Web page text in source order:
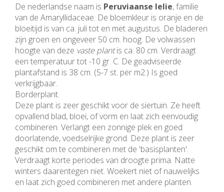
De nederlandse naam is Peruviaanse lelie, familie
van de Amaryllidaceae. De bloemkleur is oranje en de
bloeitijd is van ca. juli tot en met augustus. De bladeren
zijn groen en ongeveer 50 cm. hoog. De volwassen
hoogte van deze vaste plantis ca. 80 cm. Verdraagt
een temperatuur tot -10 gr. C. De geadviseerde
plantafstand is 38 cm. (5-7 st. per m2.) Is goed
verkrijgbaar.
Borderplant.
Deze plant is zeer geschikt voor de siertuin. Ze heeft
opvallend blad, bloei, of vorm en laat zich eenvoudig
combineren. Verlangt een zonnige plek en goed
doorlatende, voedselrijke grond. Deze plant is zeer
geschikt om te combineren met de 'basisplanten'.
Verdraagt korte periodes van droogte prima. Natte
winters daarentegen niet. Woekert niet of nauwelijks
en laat zich goed combineren met andere planten.